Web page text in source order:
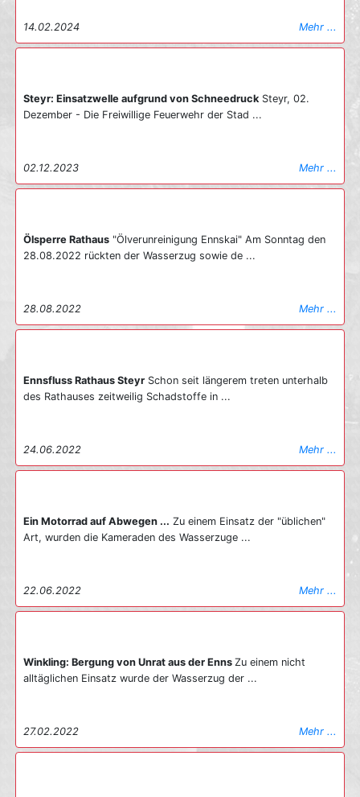
14.02.2024 Mehr ...
Steyr: Einsatzwelle aufgrund von Schneedruck Steyr, 02.
Dezember - Die Freiwillige Feuerwehr der Stad ...
02.12.2023 Mehr ...
Ölsperre Rathaus "Ölverunreinigung Ennskai" Am Sonntag den
28.08.2022 rückten der Wasserzug sowie de ...
28.08.2022 Mehr ...
Ennsfluss Rathaus Steyr Schon seit längerem treten unterhalb
des Rathauses zeitweilig Schadstoffe in ...
24.06.2022 Mehr ...
Ein Motorrad auf Abwegen ... Zu einem Einsatz der "üblichen"
Art, wurden die Kameraden des Wasserzuge ...
22.06.2022 Mehr ...
Winkling: Bergung von Unrat aus der Enns Zu einem nicht
alltäglichen Einsatz wurde der Wasserzug der ...
27.02.2022 Mehr ...